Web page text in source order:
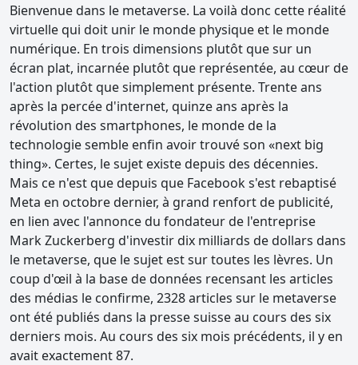
Bienvenue dans le metaverse. La voilà donc cette réalité
virtuelle qui doit unir le monde physique et le monde
numérique. En trois dimensions plutôt que sur un
écran plat, incarnée plutôt que représentée, au cœur de
l'action plutôt que simplement présente. Trente ans
après la percée d'internet, quinze ans après la
révolution des smartphones, le monde de la
technologie semble enfin avoir trouvé son «next big
thing». Certes, le sujet existe depuis des décennies.
Mais ce n'est que depuis que Facebook s'est rebaptisé
Meta en octobre dernier, à grand renfort de publicité,
en lien avec l'annonce du fondateur de l'entreprise
Mark Zuckerberg d'investir dix milliards de dollars dans
le metaverse, que le sujet est sur toutes les lèvres. Un
coup d'œil à la base de données recensant les articles
des médias le confirme, 2328 articles sur le metaverse
ont été publiés dans la presse suisse au cours des six
derniers mois. Au cours des six mois précédents, il y en
avait exactement 87.